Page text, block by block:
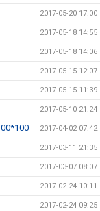
2017-05-20 17:00
2017-05-18 14:55
2017-05-18 14:06
2017-05-15 12:07
2017-05-15 11:39
2017-05-10 21:24
2017-04-02 07:42
2017-03-11 21:35
2017-03-07 08:07
2017-02-24 10:11
2017-02-24 09:25